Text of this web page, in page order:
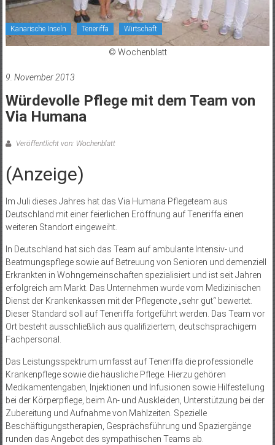
Kanarische Inseln Teneriffa Wirtschaft
© Wochenblatt
9. November 2013
Würdevolle Pflege mit dem Team von
Via Humana
Veröffentlicht von: Wochenblatt
(Anzeige)
Im Juli dieses Jahres hat das Via Humana Pflegeteam aus
Deutschland mit einer feierlichen Eröffnung auf Teneriffa einen
weiteren Standort eingeweiht.
In Deutschland hat sich das Team auf ambulante Intensiv- und
Beatmungspflege sowie auf Betreuung von Senioren und demenziell
Erkrankten in Wohngemeinschaften spezialisiert und ist seit Jahren
erfolgreich am Markt. Das Unternehmen wurde vom Medizinischen
Dienst der Krankenkassen mit der Pflegenote „sehr gut“ bewertet.
Dieser Standard soll auf Teneriffa fortgeführt werden. Das Team vor
Ort besteht ausschließlich aus qualifiziertem, deutschsprachigem
Fachpersonal.
Das Leistungsspektrum umfasst auf Teneriffa die professionelle
Krankenpflege sowie die häusliche Pflege. Hierzu gehören
Medikamentengaben, Injektionen und Infusionen sowie Hilfestellung
bei der Körperpflege, beim An- und Auskleiden, Unterstützung bei der
Zubereitung und Aufnahme von Mahlzeiten. Spezielle
Beschäftigungstherapien, Gesprächsführung und Spaziergänge
runden das Angebot des sympathischen Teams ab.